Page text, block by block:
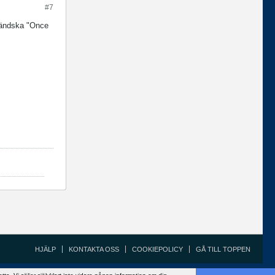
#7
"Once
HJÄLP KONTAKTA OSS COOKIEPOLICY GÅ TILL TOPPEN